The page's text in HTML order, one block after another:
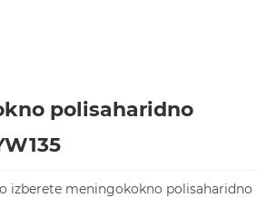
polisaharidno
izberete meningokokno polisaharidno